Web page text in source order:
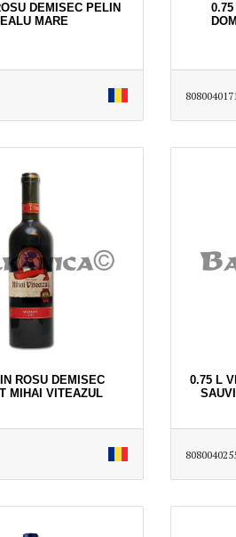
DEMISEC PELIN
MARE
ROSU DEMISEC
MIHAI VITEAZUL
0.75 L